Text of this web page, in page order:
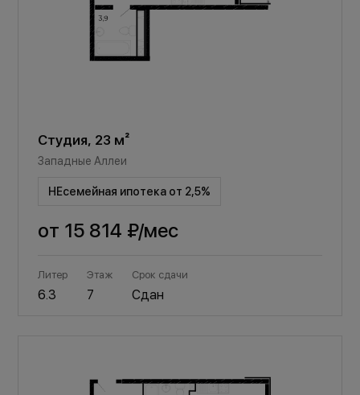
Студия, 23 м²
Западные Аллеи
НЕсемейная ипотека от 2,5%
от 15 814 ₽/мес
Литер
6.3
Этаж
7
Срок сдачи
Сдан